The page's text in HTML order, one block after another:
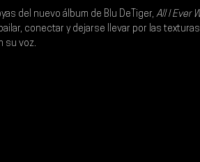
del nuevo álbum de Blu DeTiger, All I Ever
conectar y dejarse llevar por las
su voz.